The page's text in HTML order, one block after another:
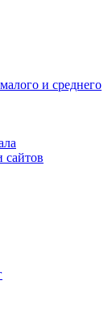
и среднего
сайтов